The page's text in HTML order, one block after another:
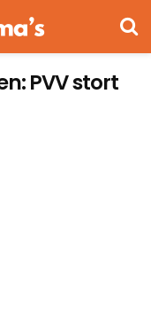
PVV stort